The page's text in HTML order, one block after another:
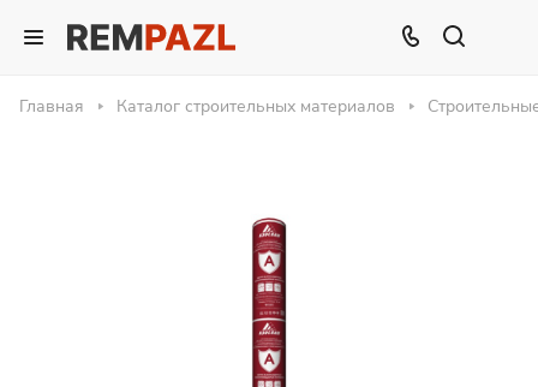
Главная Каталог строительных материалов